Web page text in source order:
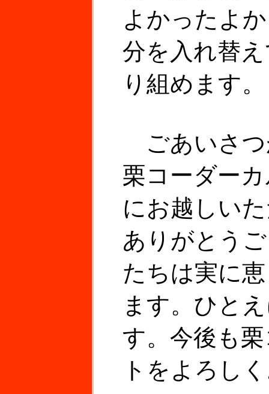
よかったよ
分を入れ替
り組めます。
ごあいさつ
栗コーダー
にお越しい
ありがとう
たちは実に
ます。ひと
す。今後も
トをよろし